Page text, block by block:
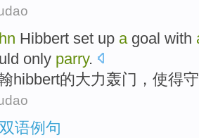
Hibbert set up a goal with
only parry.
hibbert的大力轰门，使得
语例句